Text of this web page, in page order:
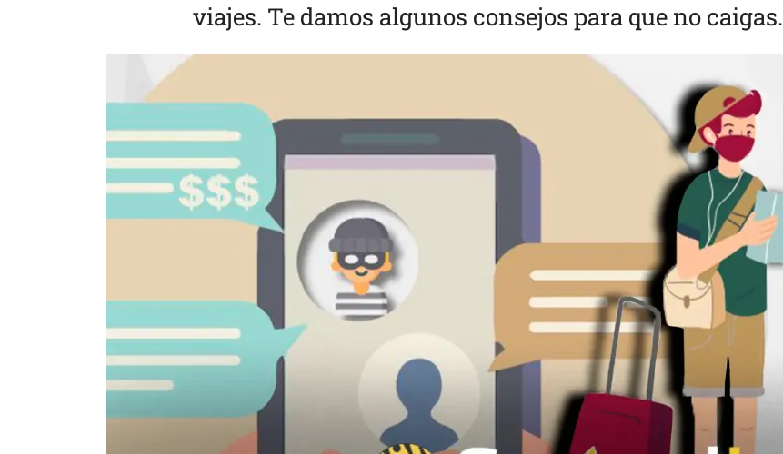
viajes. Te damos algunos consejos para que no caigas.